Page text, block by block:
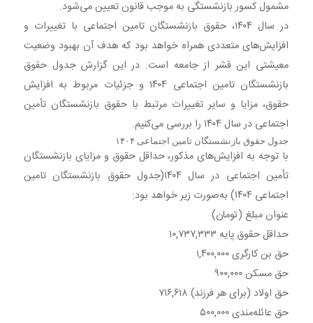
مشمول کسور بازنشستگی به موجب قانون تعیین می‌شود.
در سال ۱۴۰۴، حقوق بازنشستگان تامین اجتماعی با تغییرات و
افزایش‌های متعددی همراه خواهد بود که هدف آن بهبود وضعیت
معیشتی این قشر از جامعه است. در این گزارش جدول حقوق
بازنشستگان تامین اجتماعی ۱۴۰۴ و جزئیات مربوط به افزایش
حقوق، مزایا و سایر تغییرات مرتبط با حقوق بازنشستگان تأمین
اجتماعی در سال ۱۴۰۴ را بررسی می‌کنیم.​
جدول حقوق بازنشستگان تامین اجتماعی ۱۴۰۴
با توجه به افزایش‌های مذکور، حداقل حقوق و مزایای بازنشستگان
تأمین اجتماعی در سال ۱۴۰۴(جدول حقوق بازنشستگان تامین
اجتماعی ۱۴۰۴) به‌صورت زیر خواهد بود:
عنوان مبلغ (تومان)
حداقل حقوق پایه ۱۰,۷۳۷,۳۳۳
حق بن کارگری ۱,۴۰۰,۰۰۰
حق مسکن ۹۰۰,۰۰۰
حق اولاد (برای هر فرزند) ۷۱۶,۶۱۸
حق عائله‌مندی ۵۰۰,۰۰۰